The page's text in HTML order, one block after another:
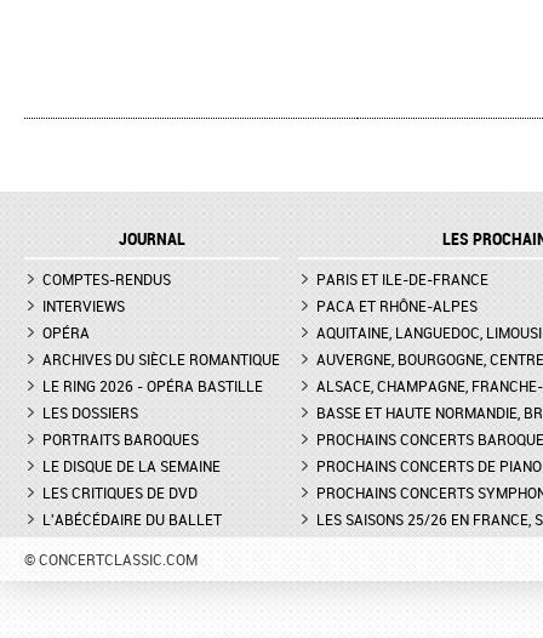
JOURNAL
COMPTES-RENDUS
INTERVIEWS
OPÉRA
ARCHIVES DU SIÈCLE ROMANTIQUE
LE RING 2026 - OPÉRA BASTILLE
LES DOSSIERS
PORTRAITS BAROQUES
LE DISQUE DE LA SEMAINE
LES CRITIQUES DE DVD
L'ABÉCÉDAIRE DU BALLET
LES
PARIS ET ILE-DE-FRANCE
PACA ET RHÔNE-ALPES
AQUITAINE, LANGUEDOC,
AUVERGNE, BOURGOGNE, CENTRE
ALSACE, CHAMPAGNE,
BASSE ET HAUTE NORMANDIE,
PROCHAINS CONCERTS
PROCHAINS CONCERTS DE PIANO
PROCHAINS CONCERTS
LES SAISONS 25/26 EN FRANCE,
© CONCERTCLASSIC.COM